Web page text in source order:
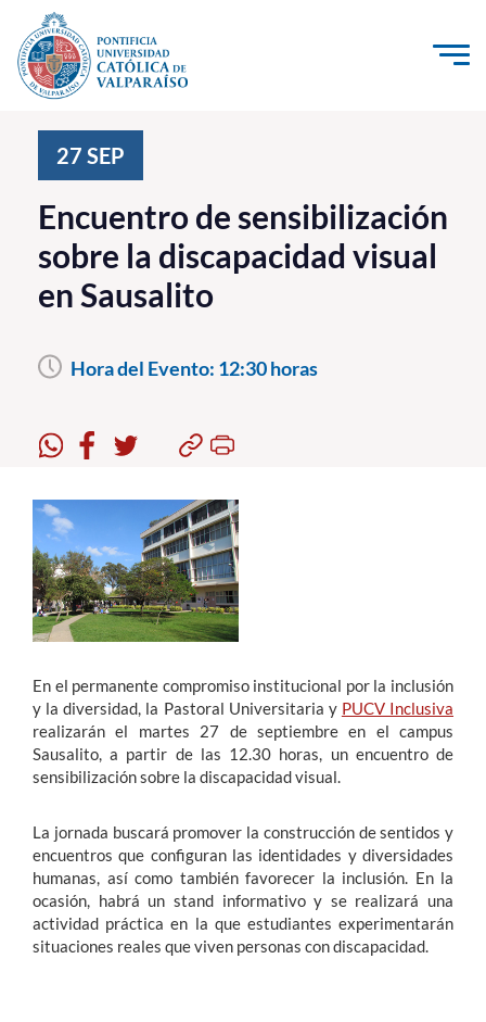
Click acá para ir directamente al contenido
Investigación, Creación e Innovación
PUCV Internacional
Vinculación con el Medio
Postgrado
Estudiantes
Académicos
Funcionarios
English
27 SEP
Encuentro de sensibilización
sobre la discapacidad visual
en Sausalito
Hora del Evento: 12:30 horas
En el permanente compromiso institucional por la inclusión
y la diversidad, la Pastoral Universitaria y PUCV Inclusiva
realizarán el martes 27 de septiembre en el campus
Sausalito, a partir de las 12.30 horas, un encuentro de
sensibilización sobre la discapacidad visual.
La jornada buscará promover la construcción de sentidos y
encuentros que configuran las identidades y diversidades
humanas, así como también favorecer la inclusión. En la
ocasión, habrá un stand informativo y se realizará una
actividad práctica en la que estudiantes experimentarán
situaciones reales que viven personas con discapacidad.